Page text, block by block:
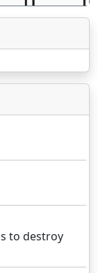
to destroy